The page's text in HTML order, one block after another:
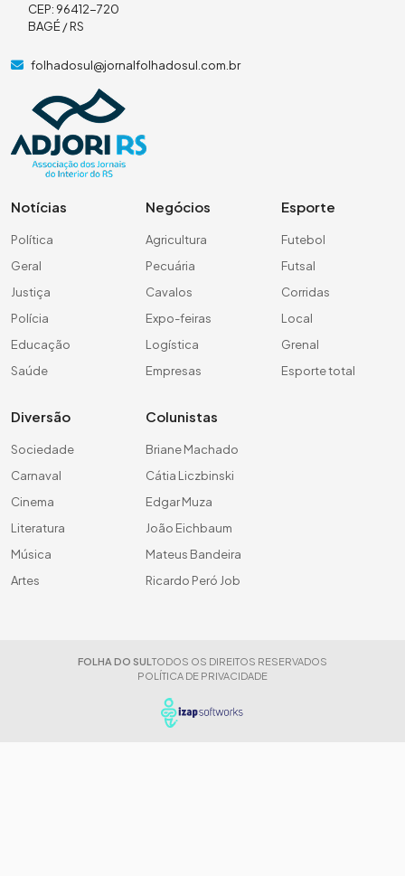
CEP: 96412-720
BAGÉ / RS
folhadosul@jornalfolhadosul.com.br
Notícias
Política
Geral
Justiça
Polícia
Educação
Saúde
Negócios
Agricultura
Pecuária
Cavalos
Expo-feiras
Logística
Empresas
Esporte
Futebol
Futsal
Corridas
Local
Grenal
Esporte total
Diversão
Sociedade
Carnaval
Cinema
Literatura
Música
Artes
Colunistas
Briane Machado
Cátia Liczbinski
Edgar Muza
João Eichbaum
Mateus Bandeira
Ricardo Peró Job
FOLHA DO SUL TODOS OS DIREITOS RESERVADOS
POLÍTICA DE PRIVACIDADE